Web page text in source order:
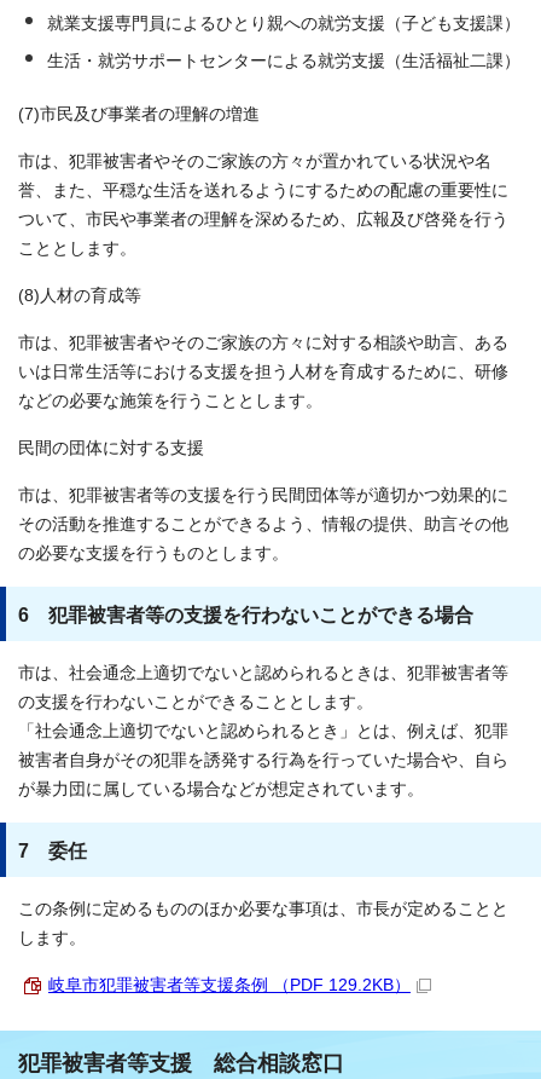
就業支援専門員によるひとり親への就労支援（子ども支援課）
生活・就労サポートセンターによる就労支援（生活福祉二課）
(7)市民及び事業者の理解の増進
市は、犯罪被害者やそのご家族の方々が置かれている状況や名
誉、また、平穏な生活を送れるようにするための配慮の重要性に
ついて、市民や事業者の理解を深めるため、広報及び啓発を行う
こととします。
(8)人材の育成等
市は、犯罪被害者やそのご家族の方々に対する相談や助言、ある
いは日常生活等における支援を担う人材を育成するために、研修
などの必要な施策を行うこととします。
民間の団体に対する支援
市は、犯罪被害者等の支援を行う民間団体等が適切かつ効果的に
その活動を推進することができるよう、情報の提供、助言その他
の必要な支援を行うものとします。
6 犯罪被害者等の支援を行わないことができる場合
市は、社会通念上適切でないと認められるときは、犯罪被害者等
の支援を行わないことができることとします。
「社会通念上適切でないと認められるとき」とは、例えば、犯罪
被害者自身がその犯罪を誘発する行為を行っていた場合や、自ら
が暴力団に属している場合などが想定されています。
7 委任
この条例に定めるもののほか必要な事項は、市長が定めることと
します。
岐阜市犯罪被害者等支援条例 （PDF 129.2KB）
犯罪被害者等支援 総合相談窓口